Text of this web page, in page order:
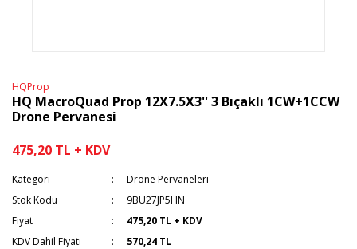
HQProp
HQ MacroQuad Prop 12X7.5X3'' 3 Bıçaklı 1CW+1CCW
Drone Pervanesi
475,20 TL + KDV
Kategori
Drone Pervaneleri
Stok Kodu
9BU27JP5HN
Fiyat
475,20 TL + KDV
KDV Dahil Fiyatı
570,24 TL